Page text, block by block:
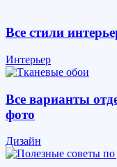
Все стили
Интерьер
Все варианты
фото
Дизайн